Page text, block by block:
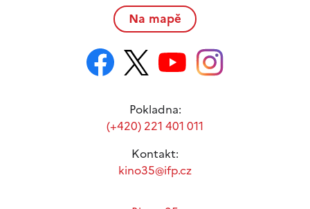
Na mapě
Pokladna:
(+420) 221 401 011
Kontakt:
kino35@ifp.cz